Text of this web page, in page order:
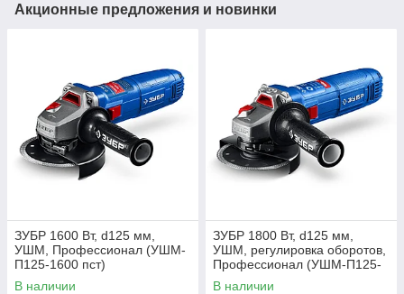
Акционные предложения и новинки
ЗУБР 1600 Вт, d125 мм,
УШМ, Профессионал (УШМ-
П125-1600 пст)
В наличии
ЗУБР 1800 Вт, d125 мм,
УШМ, регулировка оборотов,
Профессионал (УШМ-П125-
1800 ЭПСТ)
В наличии